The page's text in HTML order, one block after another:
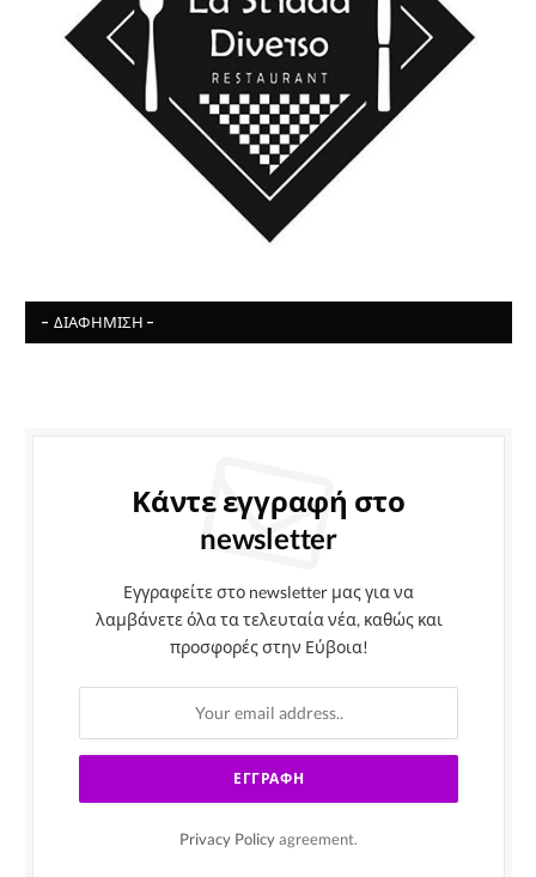
- ΔΙΑΦΉΜΙΣΗ -
Κάντε εγγραφή στο
newsletter
Εγγραφείτε στο newsletter μας για να
λαμβάνετε όλα τα τελευταία νέα, καθώς και
προσφορές στην Εύβοια!
Privacy Policy agreement.